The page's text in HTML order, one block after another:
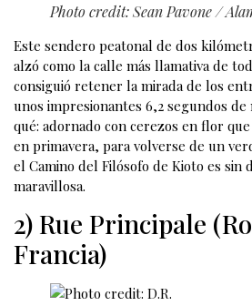
Photo credit: Sean Pavone /
Este sendero peatonal de dos
alzó como la calle más llamativa de
consiguió retener la mirada de los
unos impresionantes 6,2 segundos
qué: adornado con cerezos en flor
en primavera, para volverse de un
el Camino del Filósofo de Kioto es sin
maravillosa.
2) Rue Principale
Francia)